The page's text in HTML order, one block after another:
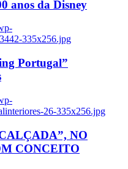
anos da Disney
335x256.jpg
Portugal”
26-335x256.jpg
NO
CONCEITO